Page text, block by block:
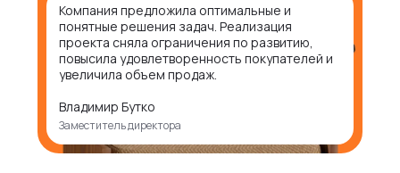
Компания предложила оптимальные и
понятные решения задач. Реализация
проекта сняла ограничения по развитию,
повысила удовлетворенность покупателей и
увеличила объем продаж.
Владимир Бутко
Заместитель директора